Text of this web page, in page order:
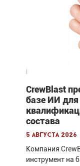
CrewBlast
базе ИИ для
состава
5 августа 2026
Компания
инструмент на